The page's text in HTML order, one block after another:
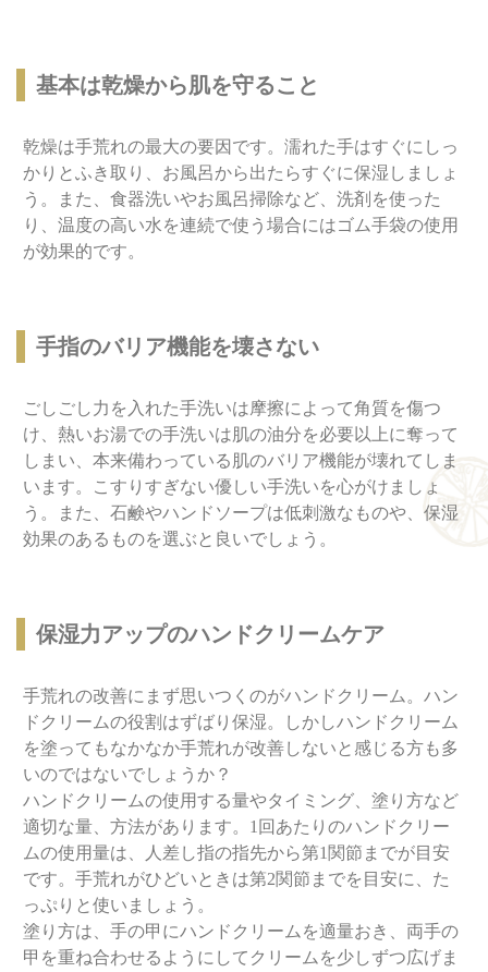
基本は乾燥から肌を守ること
乾燥は手荒れの最大の要因です。濡れた手はすぐにしっ
かりとふき取り、お風呂から出たらすぐに保湿しましょ
う。また、食器洗いやお風呂掃除など、洗剤を使った
り、温度の高い水を連続で使う場合にはゴム手袋の使用
が効果的です。
手指のバリア機能を壊さない
ごしごし力を入れた手洗いは摩擦によって角質を傷つ
け、熱いお湯での手洗いは肌の油分を必要以上に奪って
しまい、本来備わっている肌のバリア機能が壊れてしま
います。こすりすぎない優しい手洗いを心がけましょ
う。また、石鹸やハンドソープは低刺激なものや、保湿
効果のあるものを選ぶと良いでしょう。
保湿力アップのハンドクリームケア
手荒れの改善にまず思いつくのがハンドクリーム。ハン
ドクリームの役割はずばり保湿。しかしハンドクリーム
を塗ってもなかなか手荒れが改善しないと感じる方も多
いのではないでしょうか？
ハンドクリームの使用する量やタイミング、塗り方など
適切な量、方法があります。1回あたりのハンドクリー
ムの使用量は、人差し指の指先から第1関節までが目安
です。手荒れがひどいときは第2関節までを目安に、た
っぷりと使いましょう。
塗り方は、手の甲にハンドクリームを適量おき、両手の
甲を重ね合わせるようにしてクリームを少しずつ広げま